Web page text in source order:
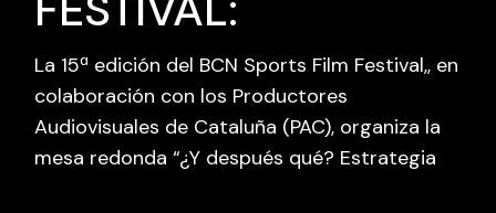
La 15ª edición del BCN Sports Film Festival,, en
colaboración con los Productores
Audiovisuales de Cataluña (PAC), organiza la
mesa redonda “¿Y después qué? Estrategia